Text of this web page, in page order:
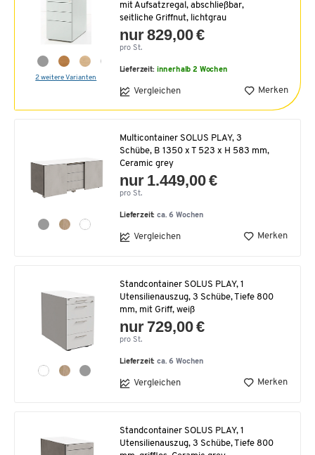
2 weitere Varianten
mit Aufsatzregal, abschließbar,
seitliche Griffnut, lichtgrau
nur 829,00 €
pro St.
Lieferzeit: innerhalb 2 Wochen
Vergleichen Merken
Multicontainer SOLUS PLAY, 3
Schübe, B 1350 x T 523 x H 583 mm,
Ceramic grey
nur 1.449,00 €
pro St.
Lieferzeit:ca. 6 Wochen
Vergleichen Merken
Standcontainer SOLUS PLAY, 1
Utensilienauszug, 3 Schübe, Tiefe 800
mm, mit Griff, weiß
nur 729,00 €
pro St.
Lieferzeit:ca. 6 Wochen
Vergleichen Merken
Standcontainer SOLUS PLAY, 1
Utensilienauszug, 3 Schübe, Tiefe 800